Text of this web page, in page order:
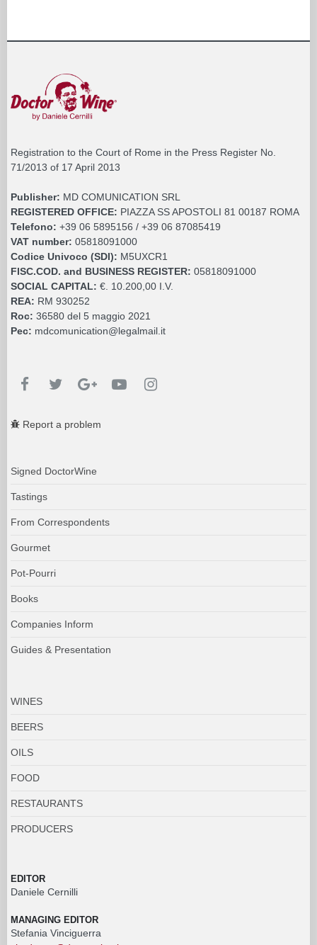
Registration to the Court of Rome in the Press Register No.
71/2013 of 17 April 2013
Publisher: MD COMUNICATION SRL
REGISTERED OFFICE: PIAZZA SS APOSTOLI 81 00187 ROMA
Telefono: +39 06 5895156 / +39 06 87085419
VAT number: 05818091000
Codice Univoco (SDI): M5UXCR1
FISC.COD. and BUSINESS REGISTER: 05818091000
SOCIAL CAPITAL: €. 10.200,00 I.V.
REA: RM 930252
Roc: 36580 del 5 maggio 2021
Pec: mdcomunication@legalmail.it
Report a problem
Signed DoctorWine
Tastings
From Correspondents
Gourmet
Pot-Pourri
Books
Companies Inform
Guides & Presentation
WINES
BEERS
OILS
FOOD
RESTAURANTS
PRODUCERS
EDITOR
Daniele Cernilli
MANAGING EDITOR
Stefania Vinciguerra